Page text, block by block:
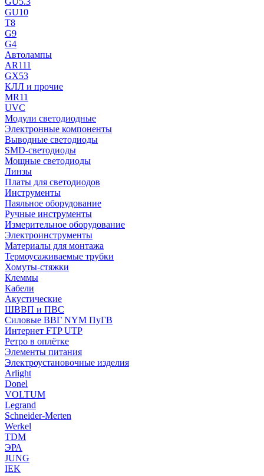
GU10
T8
G9
G4
Автолампы
AR111
GX53
КЛЛ и прочие
MR11
UVC
Модули светодиодные
Электронные компоненты
Выводные светодиоды
SMD-светодиоды
Мощные светодиоды
Линзы
Платы для светодиодов
Инструменты
Паяльное оборудование
Ручные инструменты
Измерительное оборудование
Электроинструменты
Материалы для монтажа
Термоусаживаемые трубки
Хомуты-стяжки
Клеммы
Кабели
Акустические
ШВВП и ПВС
Силовые ВВГ NYM ПуГВ
Интернет FTP UTP
Ретро в оплётке
Элементы питания
Электроустановочные изделия
Arlight
Donel
VOLTUM
Legrand
Schneider-Merten
Werkel
TDM
ЭРА
JUNG
IEK